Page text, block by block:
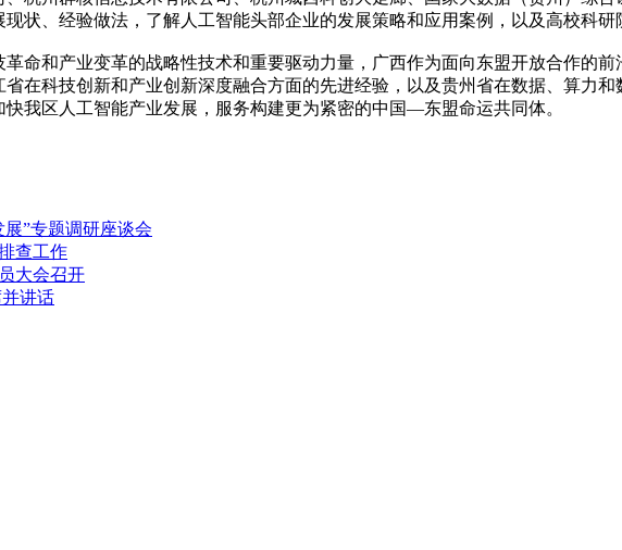
状、经验做法，了解人工智能头部企业的发展策略和应用案例，以及高校科研
命和产业变革的战略性技术和重要驱动力量，广西作为面向东盟开放合作的
在科技创新和产业创新深度融合方面的先进经验，以及贵州省在数据、算力
我区人工智能产业发展，服务构建更为紧密的中国—东盟命运共同体。
”专题调研座谈会
查工作
大会召开
讲话